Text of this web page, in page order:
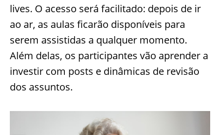
lives. O acesso será facilitado: depois de ir
ao ar, as aulas ficarão disponíveis para
serem assistidas a qualquer momento.
Além delas, os participantes vão aprender a
investir com posts e dinâmicas de revisão
dos assuntos.